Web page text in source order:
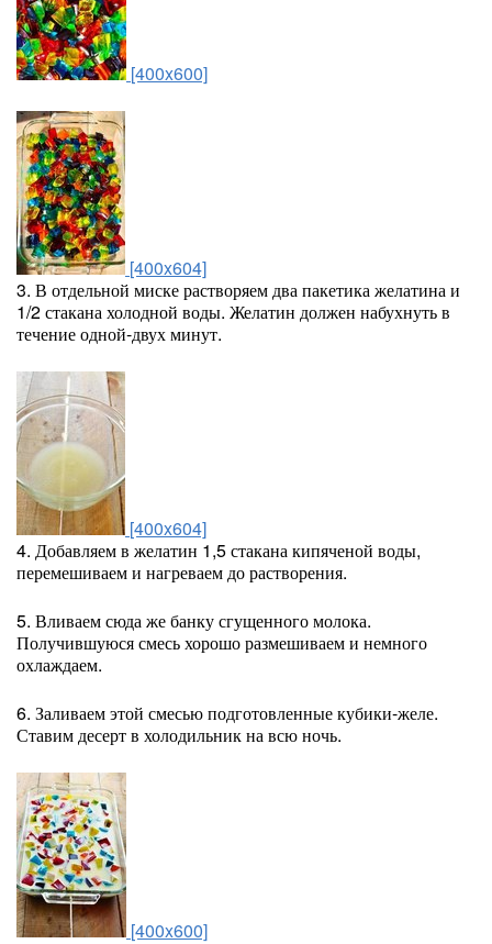
[400x600]
[400x604]
3. В отдельной миске растворяем два пакетика желатина и
1/2 стакана холодной воды. Желатин должен набухнуть в
течение одной-двух минут.
[400x604]
4. Добавляем в желатин 1,5 стакана кипяченой воды,
перемешиваем и нагреваем до растворения.
5. Вливаем сюда же банку сгущенного молока.
Получившуюся смесь хорошо размешиваем и немного
охлаждаем.
6. Заливаем этой смесью подготовленные кубики-желе.
Ставим десерт в холодильник на всю ночь.
[400x600]